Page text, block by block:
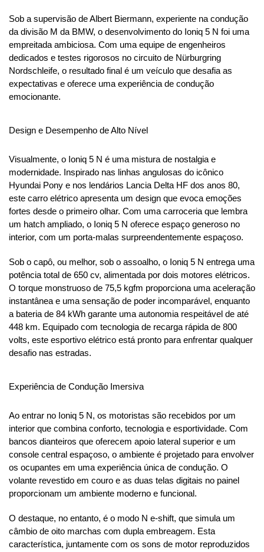
Sob a supervisão de Albert Biermann, experiente na condução
da divisão M da BMW, o desenvolvimento do Ioniq 5 N foi uma
empreitada ambiciosa. Com uma equipe de engenheiros
dedicados e testes rigorosos no circuito de Nürburgring
Nordschleife, o resultado final é um veículo que desafia as
expectativas e oferece uma experiência de condução
emocionante.
Design e Desempenho de Alto Nível
Visualmente, o Ioniq 5 N é uma mistura de nostalgia e
modernidade. Inspirado nas linhas angulosas do icônico
Hyundai Pony e nos lendários Lancia Delta HF dos anos 80,
este carro elétrico apresenta um design que evoca emoções
fortes desde o primeiro olhar. Com uma carroceria que lembra
um hatch ampliado, o Ioniq 5 N oferece espaço generoso no
interior, com um porta-malas surpreendentemente espaçoso.
Sob o capô, ou melhor, sob o assoalho, o Ioniq 5 N entrega uma
potência total de 650 cv, alimentada por dois motores elétricos.
O torque monstruoso de 75,5 kgfm proporciona uma aceleração
instantânea e uma sensação de poder incomparável, enquanto
a bateria de 84 kWh garante uma autonomia respeitável de até
448 km. Equipado com tecnologia de recarga rápida de 800
volts, este esportivo elétrico está pronto para enfrentar qualquer
desafio nas estradas.
Experiência de Condução Imersiva
Ao entrar no Ioniq 5 N, os motoristas são recebidos por um
interior que combina conforto, tecnologia e esportividade. Com
bancos dianteiros que oferecem apoio lateral superior e um
console central espaçoso, o ambiente é projetado para envolver
os ocupantes em uma experiência única de condução. O
volante revestido em couro e as duas telas digitais no painel
proporcionam um ambiente moderno e funcional.
O destaque, no entanto, é o modo N e-shift, que simula um
câmbio de oito marchas com dupla embreagem. Esta
característica, juntamente com os sons de motor reproduzidos